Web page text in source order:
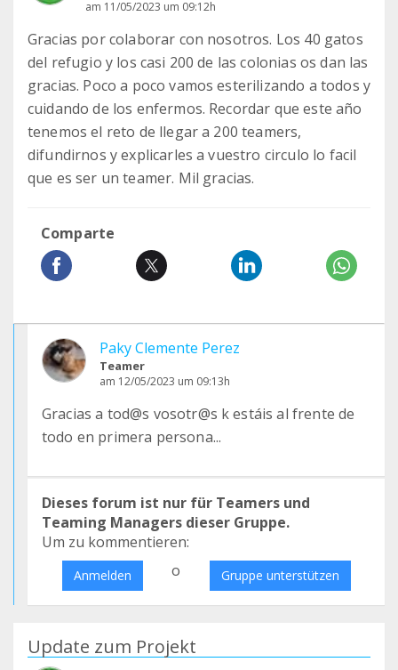
am 11/05/2023 um 09:12h
Gracias por colaborar con nosotros. Los 40 gatos
del refugio y los casi 200 de las colonias os dan las
gracias. Poco a poco vamos esterilizando a todos y
cuidando de los enfermos. Recordar que este año
tenemos el reto de llegar a 200 teamers,
difundirnos y explicarles a vuestro circulo lo facil
que es ser un teamer. Mil gracias.
Comparte
Paky Clemente Perez
Teamer
am 12/05/2023 um 09:13h
Gracias a tod@s vosotr@s k estáis al frente de
todo en primera persona...
Dieses forum ist nur für Teamers und
Teaming Managers dieser Gruppe.
Um zu kommentieren:
Anmelden o Gruppe unterstützen
Update zum Projekt